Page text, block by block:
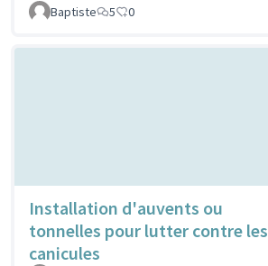
Baptiste 5 0
Installation d'auvents ou
tonnelles pour lutter contre les
canicules